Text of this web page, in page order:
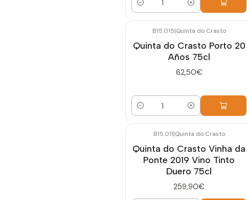
Cantidad
B15.015|Quinta do Crasto
Quinta do Crasto Porto 20
Años 75cl
62,50€
Cantidad
B15.011|Quinta do Crasto
Quinta do Crasto Vinha da
Ponte 2019 Vino Tinto
Duero 75cl
259,90€